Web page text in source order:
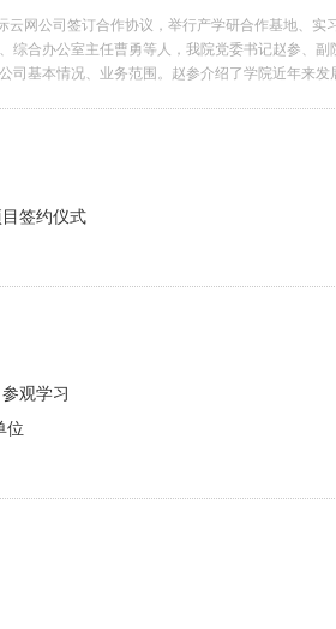
网公司签订合作协议，举行产学研合作基地、实
合办公室主任曹勇等人，我院党委书记赵参、副
司基本情况、业务范围。赵参介绍了学院近年来
签约仪式
观学习
位